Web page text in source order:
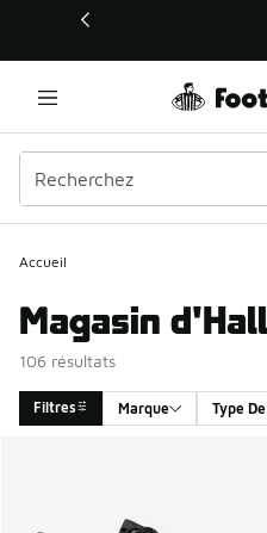
Ce lien s’ouvrira dans une
Accueil
Magasin
106 résultats
Filtres Marque Type